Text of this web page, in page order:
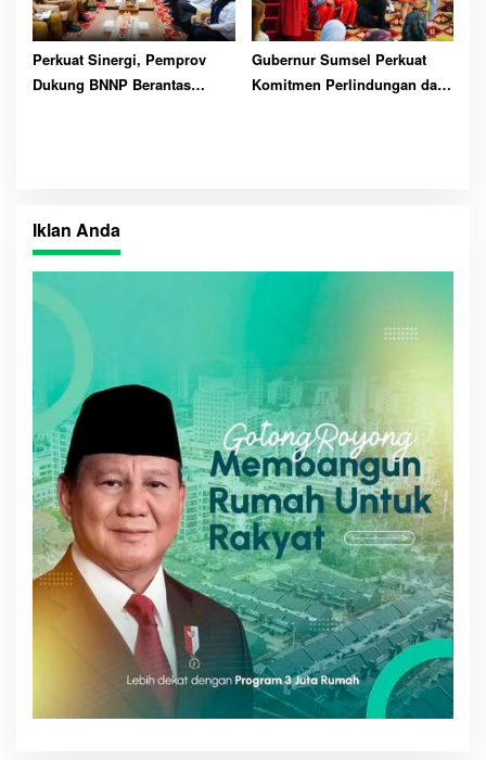
Perkuat Sinergi, Pemprov
Dukung BNNP Berantas
Gubernur Sumsel Perkuat
Komitmen Perlindungan dan
Iklan Anda